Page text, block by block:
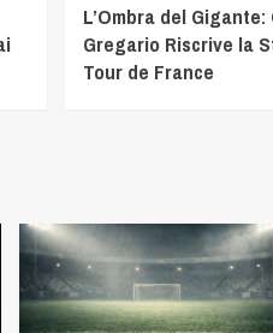
L’Ombra del
Gregario Riscrive la
Tour de France